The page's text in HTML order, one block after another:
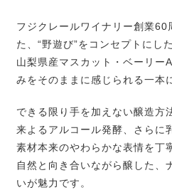
フジクレールワイナリー創業60
た、“野遊び”をコンセプトにし
山梨県産マスカット・ベーリー
みをそのままに感じられる一本
できる限り手を加えない醸造方
来よるアルコール発酵、さらに
素材本来のやわらかな表情を丁
自然と向き合いながら醸した、
いが魅力です。